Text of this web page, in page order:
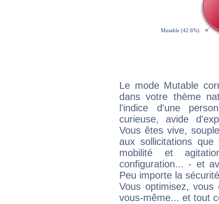
Le mode Mutable
dans votre thème
l'indice d'une
curieuse, avide
Vous êtes vive,
aux sollicitations
mobilité et
configuration... - et
Peu importe la
Vous optimisez, vous
vous-même... et tout